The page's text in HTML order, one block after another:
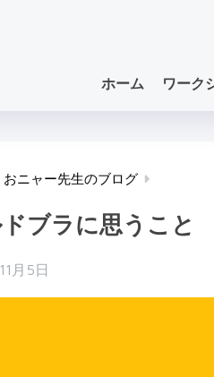
ホーム ワーク
おニャー先生のブログ
ブラに思うこと
月5日